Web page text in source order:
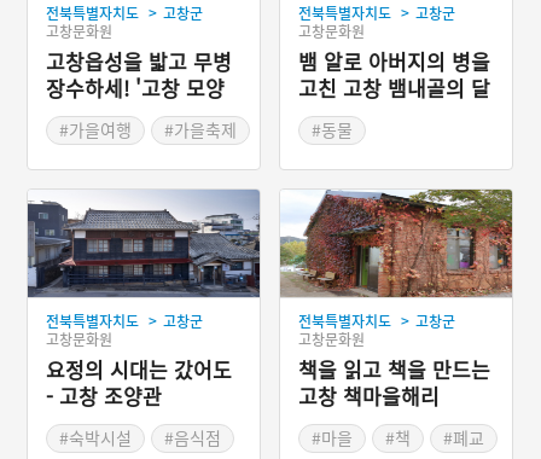
전북특별자치도 > 고창군
고창문화원
고창읍성을 밟고 무병
장수하세! '고창 모양
성제'
#가을여행 #가을축제
전북특별자치도 > 고창군
고창문화원
뱀 알로 아버지의 병을
고친 고창 뱀내골의 달
래#동물
전북특별자치도 > 고창군
고창문화원
요정의 시대는 갔어도
- 고창 조양관
#숙박시설
#음식점
전북특별자치도 > 고창군
고창문화원
책을 읽고 책을 만드는
고창 책마을해리
#마을 #책
#폐교